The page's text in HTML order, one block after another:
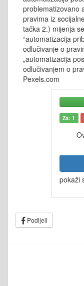
problematizovano
pravima iz
tačka 2.) mijenja
“automatizacija
odlučivanje o
„automatizacija
odlučivanjem o
Pexels.com
Za: 1
pokaži
Podijeli